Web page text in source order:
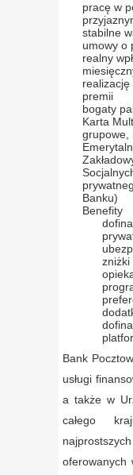
pracę w
stabilne
umowy o
realny
premii
bogaty
Karta
grupowe,
Banku)
Benefity
zniżki
Bank
usługi
a także w
całego
oferowanych